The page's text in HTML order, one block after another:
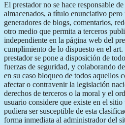
El prestador no se hace responsable
almacenados, a título enunciativo
generadores de blogs, comentarios,
otro medio que permita a terceros
independiente en la página web del
cumplimiento de lo dispuesto en el
prestador se pone a disposición de
fuerzas de seguridad, y colaborando
en su caso bloqueo de todos aquellos
afectar o contravenir la legislación
derechos de terceros o la moral y el
usuario considere que existe en el
pudiera ser susceptible de esta
forma inmediata al administrador del